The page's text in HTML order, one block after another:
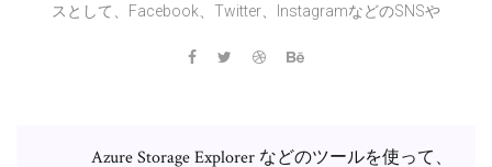
スとして、Facebook、Twitter、InstagramなどのSNSや
Azure Storage Explorer などのツールを使って、